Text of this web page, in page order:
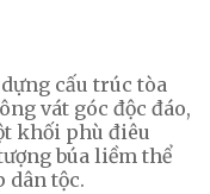
cấu trúc tòa
vát góc độc đáo,
khối phù điêu
búa liềm thể
dân tộc.